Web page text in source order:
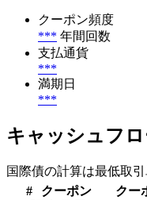
クーポン頻度
*** 年間回数
支払通貨
***
満期日
***
キャッシュフ
国際債の計算は最低取
#
クーポン
クー